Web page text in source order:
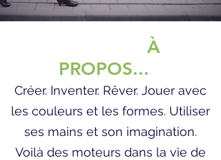
À
PROPOS...
Créer. Inventer. Rêver. Jouer avec
les couleurs et les formes. Utiliser
ses mains et son imagination.
Voilà des moteurs dans la vie de